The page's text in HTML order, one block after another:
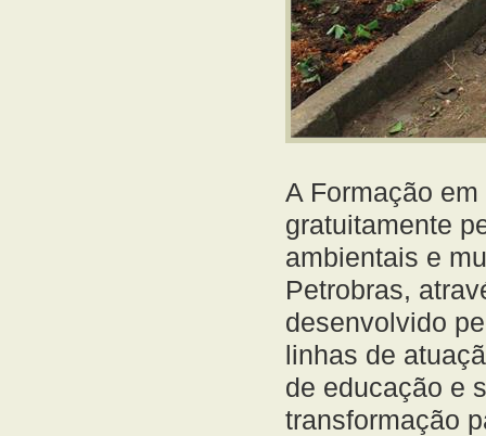
A Formação
gratuitamente
ambientais e
Petrobras,
desenvolvido
linhas de
de educação e
transformação